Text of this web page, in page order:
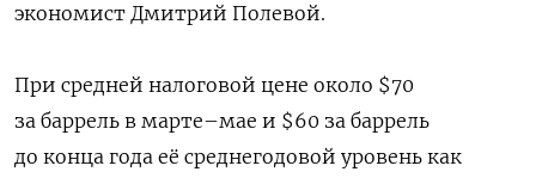
экономист Дмитрий Полевой.
При средней налоговой цене около $70
за баррель в марте–мае и $60 за баррель
до конца года её среднегодовой уровень как